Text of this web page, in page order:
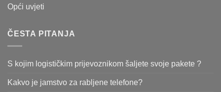
Opći uvjeti
ČESTA PITANJA
S kojim logističkim prijevoznikom šaljete svoje pakete ?
Kakvo je jamstvo za rabljene telefone?